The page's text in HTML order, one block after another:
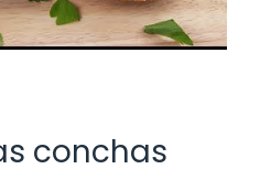
conchas